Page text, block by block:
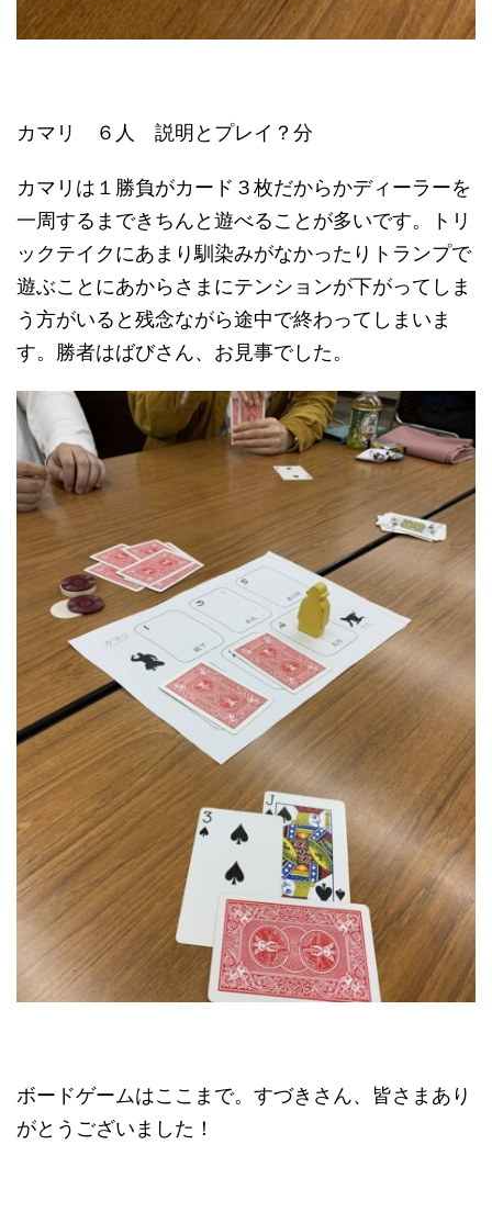
カマリ ６人 説明とプレイ？分
カマリは１勝負がカード３枚だからかディーラーを
一周するまできちんと遊べることが多いです。トリ
ックテイクにあまり馴染みがなかったりトランプで
遊ぶことにあからさまにテンションが下がってしま
う方がいると残念ながら途中で終わってしまいま
す。勝者はばびさん、お見事でした。
ボードゲームはここまで。すづきさん、皆さまあり
がとうございました！